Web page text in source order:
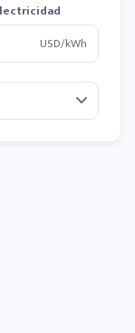
USD/kWh